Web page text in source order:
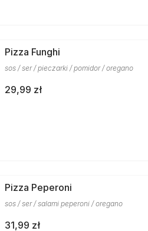
Pizza Funghi
sos / ser / pieczarki / pomidor / oregano
29,99 zł
Pizza Peperoni
sos / ser / salami peperoni / oregano
31,99 zł